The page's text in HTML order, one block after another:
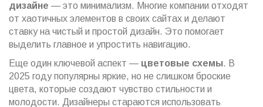
дизайне — это минимализм. Многие компании отходят
от хаотичных элементов в своих сайтах и делают
ставку на чистый и простой дизайн. Это помогает
выделить главное и упростить навигацию.
Еще один ключевой аспект — цветовые схемы. В
2025 году популярны яркие, но не слишком броские
цвета, которые создают чувство стильности и
молодости. Дизайнеры стараются использовать